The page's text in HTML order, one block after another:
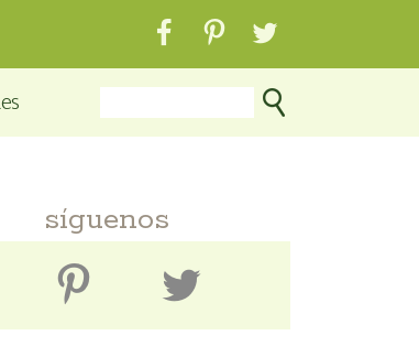
síguenos